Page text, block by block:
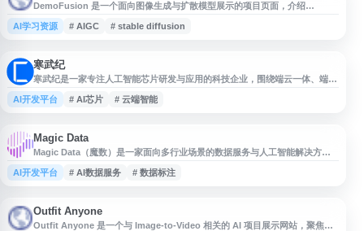
DemoFusion 是一个面向图像生成与扩散模型展示的项目页面，介绍
DemoFusion 的方法、效果示例及相关研究信息。该页面提供项目演示、视
觉结果对比和论文/代码等资源入口，适合关注高分辨率图像生成、AIGC、
AI学习资源 # AIGC # stable diffusion
寒武纪
寒武纪是一家专注人工智能芯片研发与应用的科技企业，围绕端云一体、端云
融合的智能生态，提供面向智能云服务器、智能终端和智能机器人的核心处理
器芯片及相关解决方案。其产品和技术可应用于语音识别、自然语言处理、计
AI开发平台 # AI芯片 # 云端智能
Magic Data
Magic Data（魔数）是一家面向多行业场景的数据服务与人工智能解决方案
平台，提供语音、图像、文本等数据采集、标注、处理及相关技术支持，适用
于智能驾驶、智能语音、计算机视觉、自然语言处理等 AI 训练需求。网站展
AI开发平台 # AI数据服务 # 数据标注
Outfit Anyone
Outfit Anyone 是一个与 Image-to-Video 相关的 AI 项目展示网站，聚焦于